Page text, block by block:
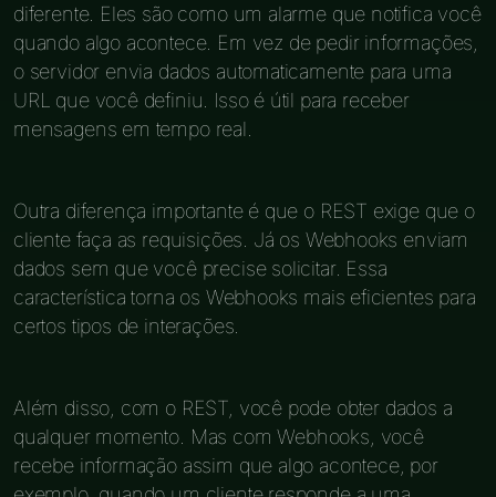
diferente. Eles são como um alarme que notifica você
quando algo acontece. Em vez de pedir informações,
o servidor envia dados automaticamente para uma
URL que você definiu. Isso é útil para receber
mensagens em tempo real.
Outra diferença importante é que o REST exige que o
cliente faça as requisições. Já os Webhooks enviam
dados sem que você precise solicitar. Essa
característica torna os Webhooks mais eficientes para
certos tipos de interações.
Além disso, com o REST, você pode obter dados a
qualquer momento. Mas com Webhooks, você
recebe informação assim que algo acontece, por